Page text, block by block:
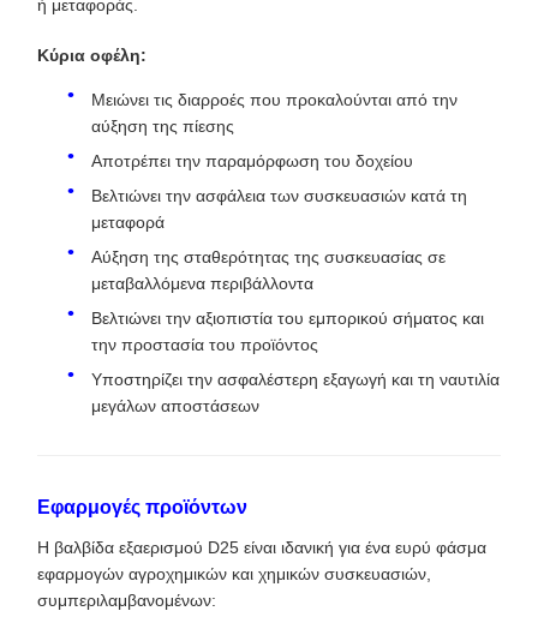
ή μεταφοράς.
Κύρια οφέλη:
Μειώνει τις διαρροές που προκαλούνται από την
αύξηση της πίεσης
Αποτρέπει την παραμόρφωση του δοχείου
Βελτιώνει την ασφάλεια των συσκευασιών κατά τη
μεταφορά
Αύξηση της σταθερότητας της συσκευασίας σε
μεταβαλλόμενα περιβάλλοντα
Βελτιώνει την αξιοπιστία του εμπορικού σήματος και
την προστασία του προϊόντος
Υποστηρίζει την ασφαλέστερη εξαγωγή και τη ναυτιλία
μεγάλων αποστάσεων
Εφαρμογές προϊόντων
Η βαλβίδα εξαερισμού D25 είναι ιδανική για ένα ευρύ φάσμα
εφαρμογών αγροχημικών και χημικών συσκευασιών,
συμπεριλαμβανομένων: